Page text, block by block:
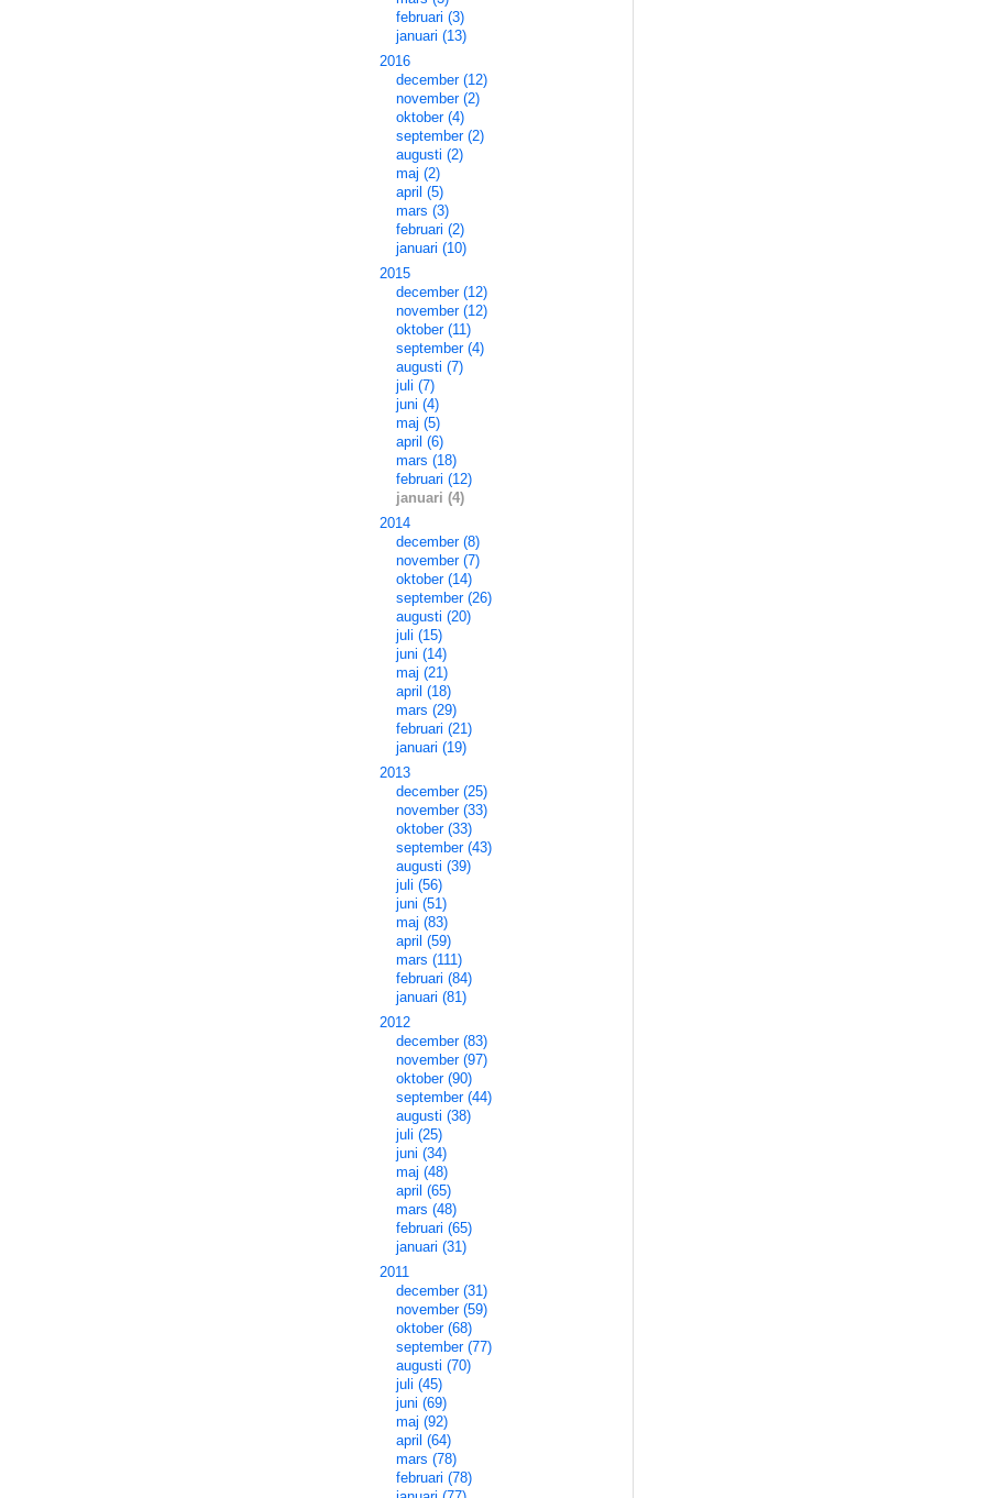
februari (3)
januari (13)
2016
december (12)
november (2)
oktober (4)
september (2)
augusti (2)
maj (2)
april (5)
mars (3)
februari (2)
januari (10)
2015
december (12)
november (12)
oktober (11)
september (4)
augusti (7)
juli (7)
juni (4)
maj (5)
april (6)
mars (18)
februari (12)
januari (4)
2014
december (8)
november (7)
oktober (14)
september (26)
augusti (20)
juli (15)
juni (14)
maj (21)
april (18)
mars (29)
februari (21)
januari (19)
2013
december (25)
november (33)
oktober (33)
september (43)
augusti (39)
juli (56)
juni (51)
maj (83)
april (59)
mars (111)
februari (84)
januari (81)
2012
december (83)
november (97)
oktober (90)
september (44)
augusti (38)
juli (25)
juni (34)
maj (48)
april (65)
mars (48)
februari (65)
januari (31)
2011
december (31)
november (59)
oktober (68)
september (77)
augusti (70)
juli (45)
juni (69)
maj (92)
april (64)
mars (78)
februari (78)